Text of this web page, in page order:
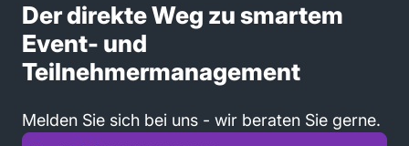
Der direkte Weg zu smartem
Event- und
Teilnehmermanagement
Melden Sie sich bei uns - wir beraten Sie gerne.